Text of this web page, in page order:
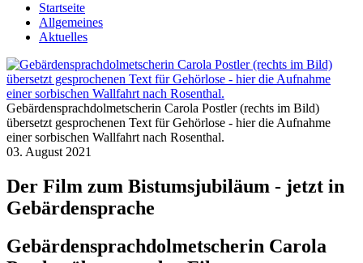
Startseite
Allgemeines
Aktuelles
Gebärdensprachdolmetscherin Carola Postler (rechts im Bild)
übersetzt gesprochenen Text für Gehörlose - hier die Aufnahme
einer sorbischen Wallfahrt nach Rosenthal.
03. August 2021
Der Film zum Bistumsjubiläum - jetzt in
Gebärdensprache
Gebärdensprachdolmetscherin Carola